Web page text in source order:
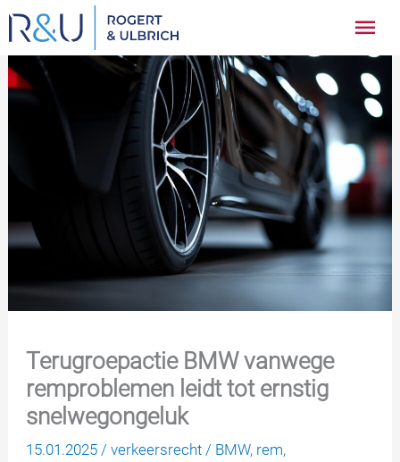
Ga
naar
inhoud
Terugroepactie BMW vanwege
remproblemen leidt tot ernstig
snelwegongeluk
15.01.2025/verkeersrecht / BMW, rem,